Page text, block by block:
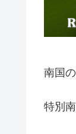
南国
特別